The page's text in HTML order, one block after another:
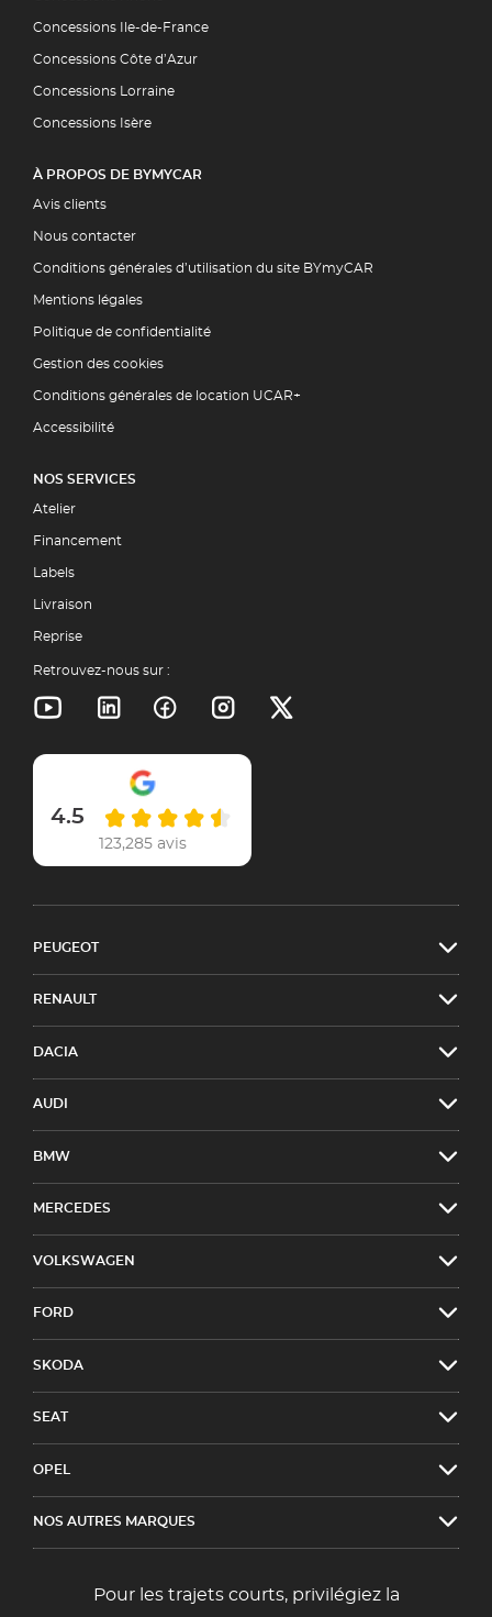
Concessions Ile-de-France
Concessions Côte d’Azur
Concessions Lorraine
Concessions Isère
À PROPOS DE BYMYCAR
Avis clients
Nous contacter
Conditions générales d’utilisation du site BYmyCAR
Mentions légales
Politique de confidentialité
Gestion des cookies
Conditions générales de location UCAR+
Accessibilité
NOS SERVICES
Atelier
Financement
Labels
Livraison
Reprise
Retrouvez-nous sur :
4.5
123,285 avis
PEUGEOT
RENAULT
DACIA
AUDI
BMW
MERCEDES
VOLKSWAGEN
FORD
SKODA
SEAT
OPEL
NOS AUTRES MARQUES
Pour les trajets courts, privilégiez la